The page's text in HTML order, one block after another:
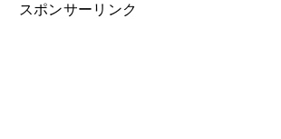
スポンサーリンク